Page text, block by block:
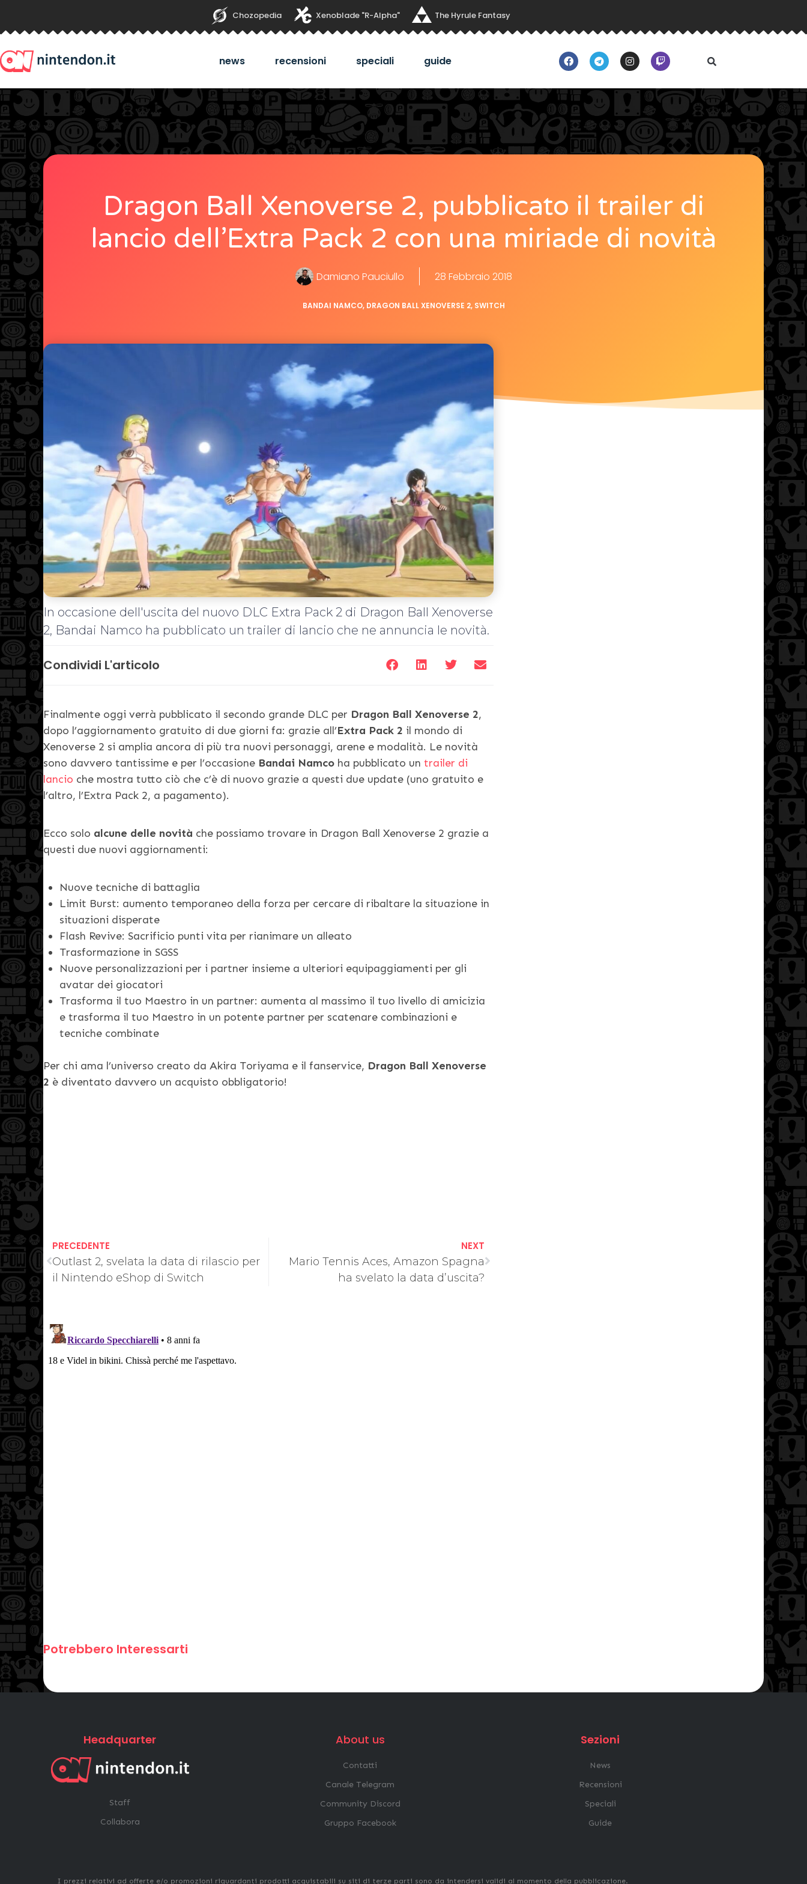
Chozopedia Xenoblade "R-Alpha" The Hyrule Fantasy
news recensioni speciali guide
Dragon Ball Xenoverse 2, pubblicato il trailer di
lancio dell’Extra Pack 2 con una miriade di novità
Damiano Pauciullo 28 Febbraio 2018
BANDAI NAMCO, DRAGON BALL XENOVERSE 2, SWITCH
In occasione dell'uscita del nuovo DLC Extra Pack 2 di Dragon Ball Xenoverse
2, Bandai Namco ha pubblicato un trailer di lancio che ne annuncia le novità.
Condividi L'articolo
Finalmente oggi verrà pubblicato il secondo grande DLC per Dragon Ball Xenoverse 2,
dopo l’aggiornamento gratuito di due giorni fa: grazie all’Extra Pack 2 il mondo di
Xenoverse 2 si amplia ancora di più tra nuovi personaggi, arene e modalità. Le novità
sono davvero tantissime e per l’occasione Bandai Namco ha pubblicato un trailer di
lancio che mostra tutto ciò che c’è di nuovo grazie a questi due update (uno gratuito e
l’altro, l’Extra Pack 2, a pagamento).
Ecco solo alcune delle novità che possiamo trovare in Dragon Ball Xenoverse 2 grazie a
questi due nuovi aggiornamenti:
Nuove tecniche di battaglia
Limit Burst: aumento temporaneo della forza per cercare di ribaltare la situazione in
situazioni disperate
Flash Revive: Sacrificio punti vita per rianimare un alleato
Trasformazione in SGSS
Nuove personalizzazioni per i partner insieme a ulteriori equipaggiamenti per gli
avatar dei giocatori
Trasforma il tuo Maestro in un partner: aumenta al massimo il tuo livello di amicizia
e trasforma il tuo Maestro in un potente partner per scatenare combinazioni e
tecniche combinate
Per chi ama l’universo creato da Akira Toriyama e il fanservice, Dragon Ball Xenoverse
2 è diventato davvero un acquisto obbligatorio!
PRECEDENTE
Outlast 2, svelata la data di rilascio per
il Nintendo eShop di Switch
NEXT
Mario Tennis Aces, Amazon Spagna
ha svelato la data d’uscita?
Potrebbero Interessarti
Headquarter
Staff
Collabora
About us
Contatti
Canale Telegram
Community Discord
Gruppo Facebook
Sezioni
News
Recensioni
Speciali
Guide
I prezzi relativi ad offerte e/o promozioni riguardanti prodotti acquistabili su siti di terze parti sono da intendersi validi al momento della pubblicazione.